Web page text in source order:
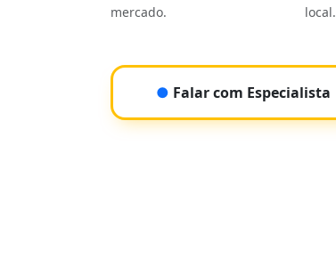
mercado.
local.
● Falar com Especialista